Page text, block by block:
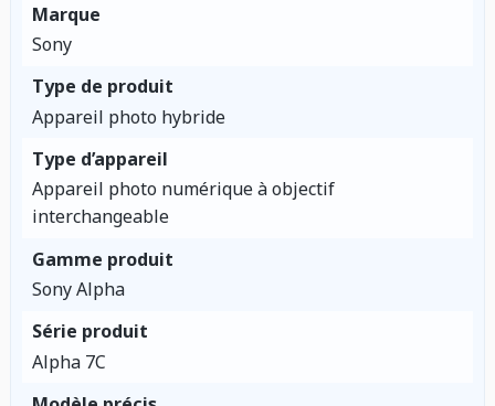
Marque
Sony
Type de produit
Appareil photo hybride
Type d’appareil
Appareil photo numérique à objectif
interchangeable
Gamme produit
Sony Alpha
Série produit
Alpha 7C